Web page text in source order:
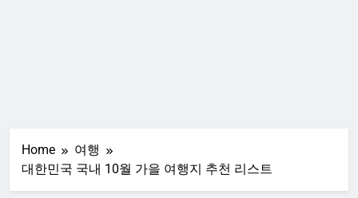
Home
여행
대한민국 국내 10월 가을 여행지 추천 리스트